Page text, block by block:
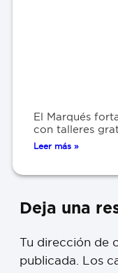
El Marqués
con talleres
Leer más »
Deja una
Tu dirección de
publicada. Los